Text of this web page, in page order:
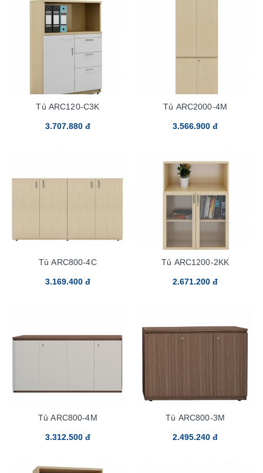
Tủ ARC120-C3K
3.707.880 đ
Tủ ARC2000-4M
3.566.900 đ
Tủ ARC800-4C
3.169.400 đ
Tủ ARC1200-2KK
2.671.200 đ
Tủ ARC800-4M
3.312.500 đ
Tủ ARC800-3M
2.495.240 đ